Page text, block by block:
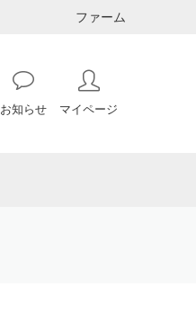
ファーム
お知らせ マイページ